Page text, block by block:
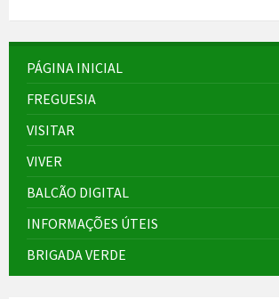
PÁGINA INICIAL
FREGUESIA
VISITAR
VIVER
BALCÃO DIGITAL
INFORMAÇÕES ÚTEIS
BRIGADA VERDE